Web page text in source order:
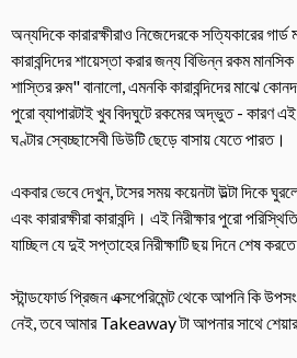
অন্যদিকে কারারক্ষীরাও নিজেদেরকে সত্যিকারের
কারাবন্দিদের শায়েস্তা করার জন্য বিভিন্ন রকম
শাস্তির রুম" বানালো, এমনকি কারাবন্দিদের মাঝে
পুরো ব্যাপারটাই খুব বিদঘুটে রকমের অদ্ভুত - কারণ এই
ঘণ্টার স্বেচ্ছাসেবী ডিউটি ছেড়ে বাসায় যেতে পারত।
একবার ভেবে দেখুন, টসের সময় কয়েনটা উল্টা দিকে ঘুরলে
এবং কারারক্ষীরা কারাবন্দি। এই নিরীক্ষার পুরো
যাচ্ছিল যে দুই সপ্তাহের নিরীক্ষাটি ছয় দিনে শেষ
স্টান্ডফোর্ড প্রিজন এক্সপেরিমেন্ট থেকে আপনি কি
নেই, তবে আমার Takeaway টা আপনার সাথে